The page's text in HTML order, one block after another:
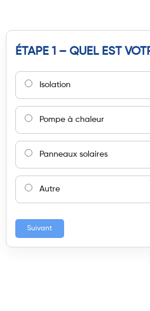
ÉTAPE 1 – QUEL EST
Isolation
Pompe à chaleur
Panneaux solaires
Autre
Suivant